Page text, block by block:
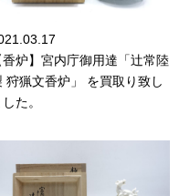
香炉】宮内庁御用達「辻常陸
狩猟文香炉」 を買取り致し
した。